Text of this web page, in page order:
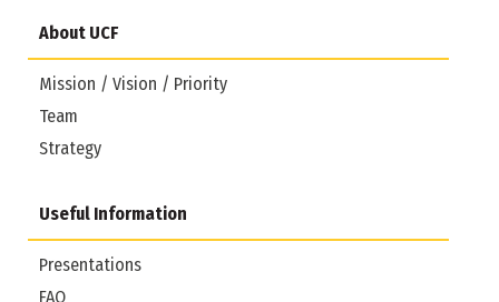
About UCF
Mission / Vision / Priority
Team
Strategy
Useful Information
Presentations
FAQ